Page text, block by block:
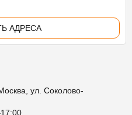
АДРЕСА
ул. Соколово-